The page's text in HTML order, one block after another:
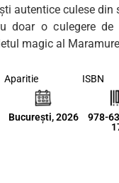
autentice culese din
doar o culegere
magic al
Aparitie
București, 2026
ISBN
978-